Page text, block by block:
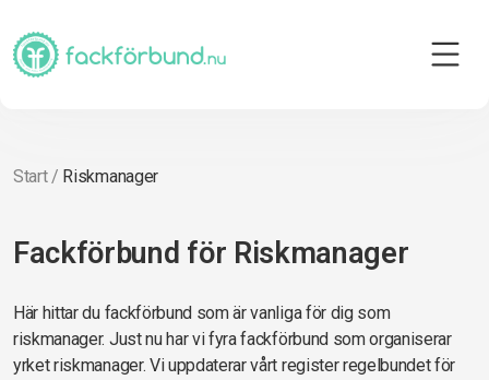
Start/ Riskmanager
Fackförbund för Riskmanager
Här hittar du fackförbund som är vanliga för dig som
riskmanager. Just nu har vi fyra fackförbund som organiserar
yrket riskmanager. Vi uppdaterar vårt register regelbundet för